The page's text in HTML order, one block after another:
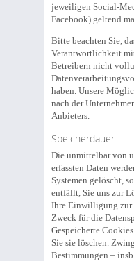
jeweiligen Social-
Facebook) geltend
Bitte beachten Sie,
Verantwortlichkeit
Betreibern nicht
haben. Unsere
nach der
Anbieters.
Speicherdauer
Die unmittelbar von
erfassten Daten
Systemen gelöscht,
entfällt, Sie uns zur
Ihre Einwilligung zur
Zweck für die
Gespeicherte
Sie sie löschen.
Bestimmungen –